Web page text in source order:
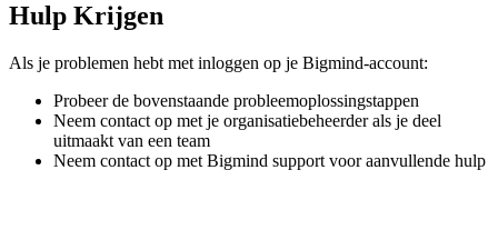
Hulp Krijgen
Als je problemen hebt met inloggen op je Bigmind-account:
Probeer de bovenstaande probleemoplossingstappen
Neem contact op met je organisatiebeheerder als je deel
uitmaakt van een team
Neem contact op met Bigmind support voor aanvullende hulp